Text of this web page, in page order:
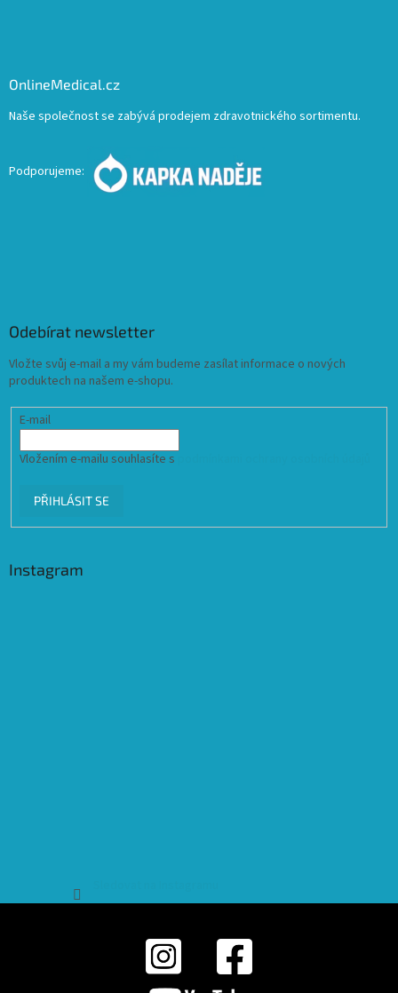
OnlineMedical.cz
Naše společnost se zabývá prodejem zdravotnického sortimentu.
Podporujeme:
Odebírat newsletter
Vložte svůj e-mail a my vám budeme zasílat informace o nových
produktech na našem e-shopu.
E-mail
Vložením e-mailu souhlasíte s
PŘIHLÁSIT SE
Instagram